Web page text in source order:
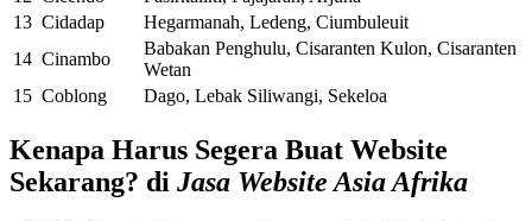
13 Cidadap
Hegarmanah, Ledeng, Ciumbuleuit
14 Cinambo
Babakan Penghulu, Cisaranten Kulon, Cisaranten
Wetan
15 Coblong Dago, Lebak Siliwangi, Sekeloa
Kenapa Harus Segera Buat Website
Sekarang? di Jasa Website Asia Afrika